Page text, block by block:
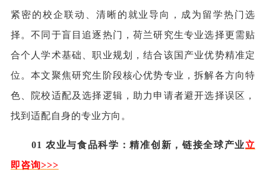
紧密的校企联动、清晰的就业导向，成为留学热门选
择。不同于盲目追逐热门，荷兰研究生专业选择更需贴
合个人学术基础、职业规划，结合该国产业优势精准定
位。本文聚焦研究生阶段核心优势专业，拆解各方向特
色、院校适配及选择逻辑，助力申请者避开选择误区，
找到适配自身的专业方向。
01 农业与食品科学：精准创新，链接全球产业立
即咨询>>>